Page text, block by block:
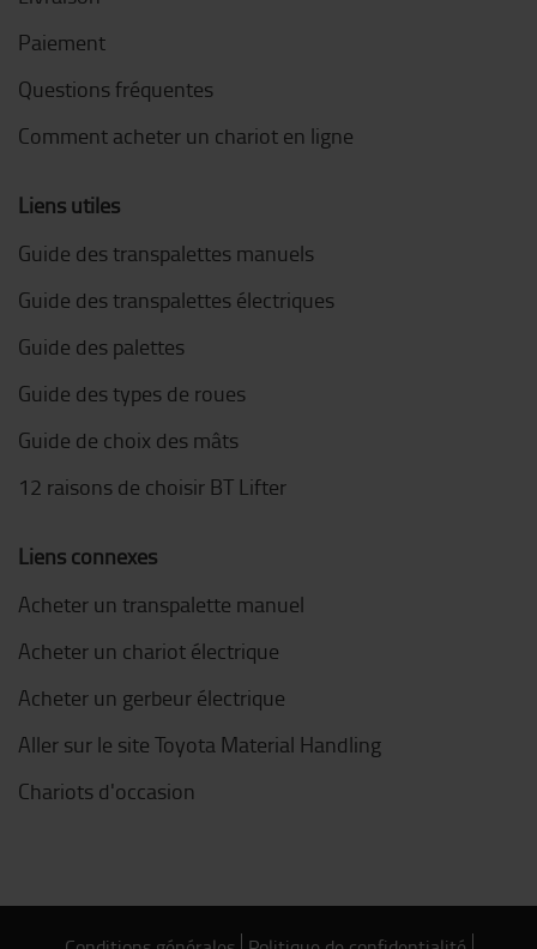
Paiement
Questions fréquentes
Comment acheter un chariot en ligne
Liens utiles
Guide des transpalettes manuels
Guide des transpalettes électriques
Guide des palettes
Guide des types de roues
Guide de choix des mâts
12 raisons de choisir BT Lifter
Liens connexes
Acheter un transpalette manuel
Acheter un chariot électrique
Acheter un gerbeur électrique
Aller sur le site Toyota Material Handling
Chariots d'occasion